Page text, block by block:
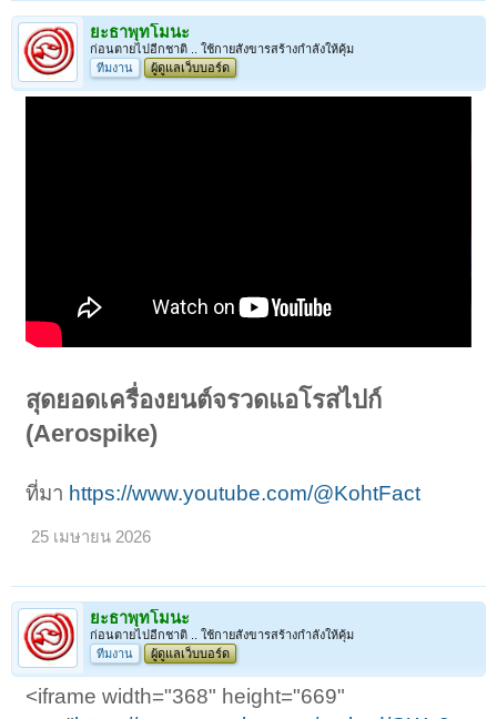
ยะธาพุทโมนะ
ก่อนตายไปอีกชาติ .. ใช้กายสังขารสร้างกำลังให้คุ้ม
ทีมงาน
ผู้ดูแลเว็บบอร์ด
สุดยอดเครื่องยนต์จรวดแอโรสไปก์
(Aerospike)
ที่มา https://www.youtube.com/@KohtFact
25 เมษายน 2026
ยะธาพุทโมนะ
ก่อนตายไปอีกชาติ .. ใช้กายสังขารสร้างกำลังให้คุ้ม
ทีมงาน
ผู้ดูแลเว็บบอร์ด
<iframe width="368" height="669"